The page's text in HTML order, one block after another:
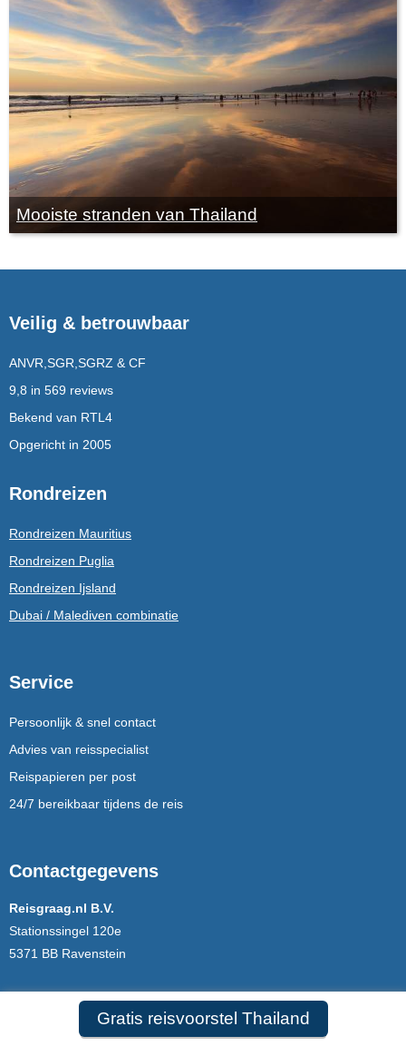
Gratis reisvoorstel Thailand
Mooiste stranden van Thailand
Veilig & betrouwbaar
ANVR,SGR,SGRZ & CF
9,8 in 569 reviews
Bekend van RTL4
Opgericht in 2005
Rondreizen
Rondreizen Mauritius
Rondreizen Puglia
Rondreizen Ijsland
Dubai / Malediven combinatie
Service
Persoonlijk & snel contact
Advies van reisspecialist
Reispapieren per post
24/7 bereikbaar tijdens de reis
Contactgegevens
Reisgraag.nl B.V.
Stationssingel 120e
5371 BB Ravenstein
ma-vrij 8.30 - 17.00
0486-412199